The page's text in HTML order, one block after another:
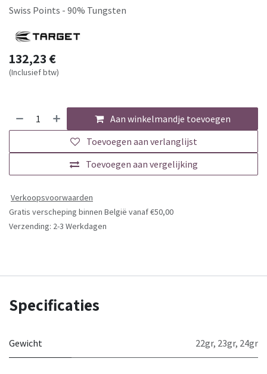
Swiss Points - 90% Tungsten
132,23€
(Inclusief btw)
Aan winkelmandje toevoegen
Toevoegen aan vergelijking
Toevoegen aan verlanglijst
Verkoopsvoorwaarden
Gratis verscheping binnen België vanaf €50,00
Verzending: 2-3 Werkdagen
Specificaties
Gewicht 22gr, 23gr, 24gr